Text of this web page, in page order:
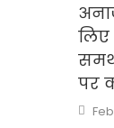
पर
on